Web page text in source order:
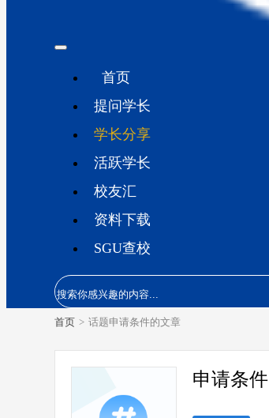
首页
提问学长
学长分享
活跃学长
校友汇
资料下载
SGU查校
首页 > 话题申请条件的文章
申请条件